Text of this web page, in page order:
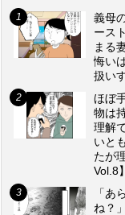
義母
ース
まる
悔い
扱い
ほぼ
物は
理解
いと
たが
Vol.8】
「あ
ね？